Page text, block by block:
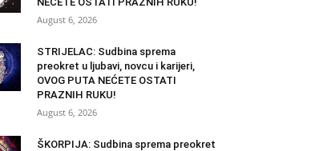
August 6, 2026
STRIJELAC: Sudbina sprema
preokret u ljubavi, novcu i karijeri,
OVOG PUTA NEĆETE OSTATI
PRAZNIH RUKU!
August 6, 2026
ŠKORPIJA: Sudbina sprema preokret